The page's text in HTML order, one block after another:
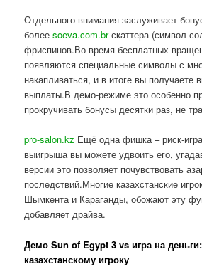
Отдельного внимания заслуживает
болееsoeva.com.brскаттера (символ
фриспинов.Во время бесплатных
появляются специальные символы с
накапливаться, и в итоге вы получаете
выплаты.В демо-режиме это особенно
прокручивать бонусы десятки раз, не
pro-salon.kz Ещё одна фишка – риск-
выигрыша вы можете удвоить его,
версии это позволяет почувствовать
последствий.Многие казахстанские
Шымкента и Караганды, обожают эту
добавляет драйва.
Демо Sun of Egypt 3 vs игра на
казахстанскому игроку